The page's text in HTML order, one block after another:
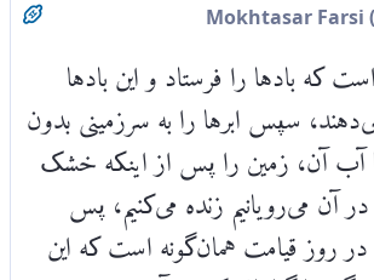
که بادها را فرستاد و این بادها
سپس ابرها را به سرزمینی بدون
آب آن، زمین را پس از اینکه خشک
در آن می‌رویانیم زنده می‌کنیم، پس
روز قیامت همان‌گونه است که این